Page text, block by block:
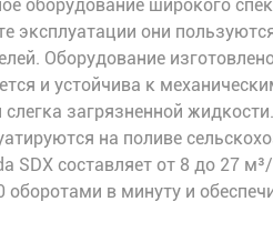
оборудование широкого
эксплуатации они
Оборудование
и устойчива к
загрязненной
на поливе
SDX составляет от 8 до 27
в минуту и